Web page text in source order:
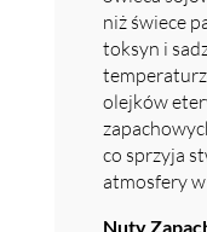
niż świece
toksyn i
olejków
co sprzyja
atmosfery
Nuty